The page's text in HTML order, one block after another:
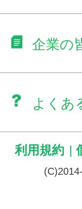
企業の
よくあ
利用規約 |